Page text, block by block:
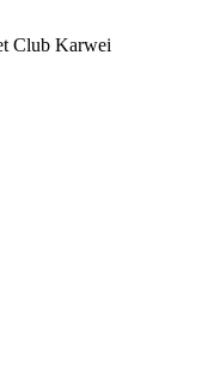
Club Karwei